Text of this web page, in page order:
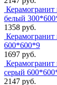
Керамогранит
белый
1358 руб.
Керамогранит
600*600*9
1697 руб.
серый
2147 руб.